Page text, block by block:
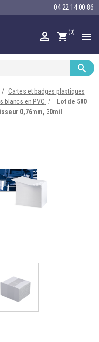
04 22 14 00 86
 shopping_cart (0) 



Cartes et badges plastiques
blancs en PVC
Lot de 500
0,76mm, 30mil